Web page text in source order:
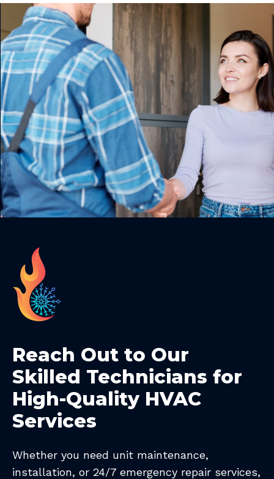
Reach Out to Our
Skilled Technicians for
High-Quality HVAC
Services
Whether you need unit maintenance,
installation, or 24/7 emergency repair services,